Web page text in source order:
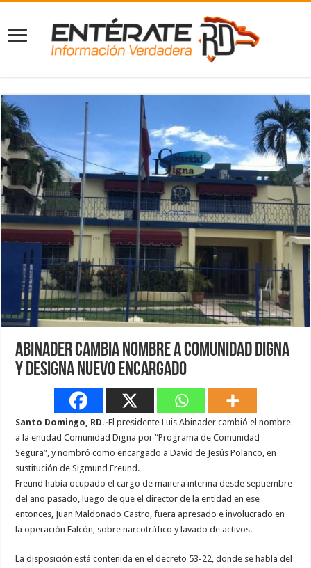
Abinader cambia nombre a Comunidad Digna
y designa nuevo encargado
Santo Domingo, RD.-El presidente Luis Abinader cambió el nombre
a la entidad Comunidad Digna por “Programa de Comunidad
Segura”, y nombró como encargado a David de Jesús Polanco, en
sustitución de Sigmund Freund.
Freund había ocupado el cargo de manera interina desde septiembre
del año pasado, luego de que el director de la entidad en ese
entonces, Juan Maldonado Castro, fuera apresado e involucrado en
la operación Falcón, sobre narcotráfico y lavado de activos.
La disposición está contenida en el decreto 53-22, donde se habla del